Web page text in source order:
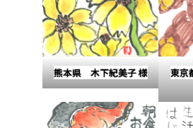
熊本県 木下紀美子 様
東京